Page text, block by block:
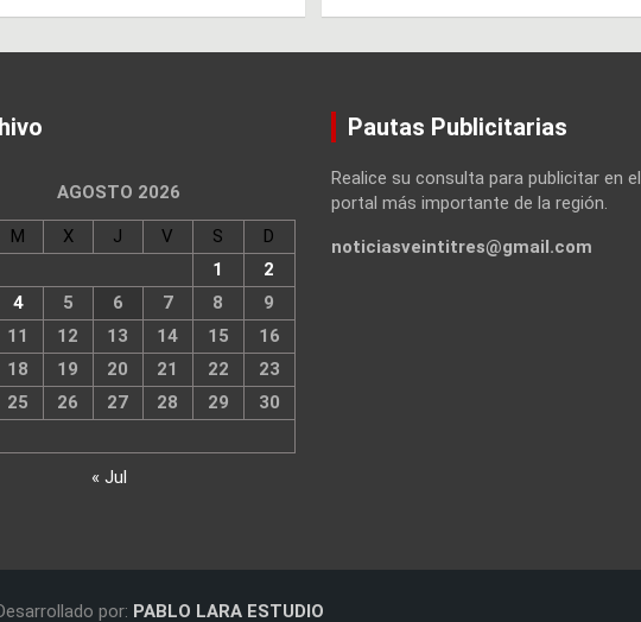
AGOSTO 2026
M X J V S
D
1
2
4 5 6 7 8
9
11 12 13 14 15
16
18 19 20 21 22
23
25 26 27 28 29
30
« Jul
Pautas Publicitarias
Realice su consulta para publicitar en el
portal más importante de la región.
noticiasveintitres@gmail.com
por: PABLO LARA ESTUDIO